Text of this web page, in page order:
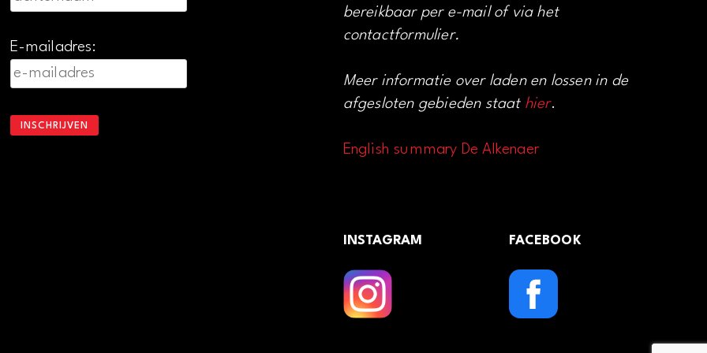
E-mailadres:
bereikbaar per e-mail of via het
contactformulier.
Meer informatie over laden en lossen in de
afgesloten gebieden staat hier.
English summary De Alkenaer
INSTAGRAM FACEBOOK